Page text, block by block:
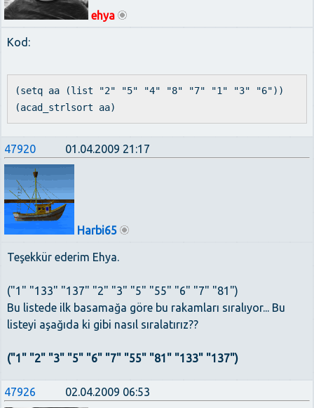
ehya
Kod:
(setq aa (list "2" "5" "4" "8" "7" "1" "3" "6"))
(acad_strlsort aa)
47920 01.04.2009 21:17
Harbi65
Teşekkür ederim Ehya.
("1" "133" "137" "2" "3" "5" "55" "6" "7" "81")
Bu listede ilk basamağa göre bu rakamları sıralıyor... Bu
listeyi aşağıda ki gibi nasıl sıralatırız??
("1" "2" "3" "5" "6" "7" "55" "81" "133" "137")
47926 02.04.2009 06:53